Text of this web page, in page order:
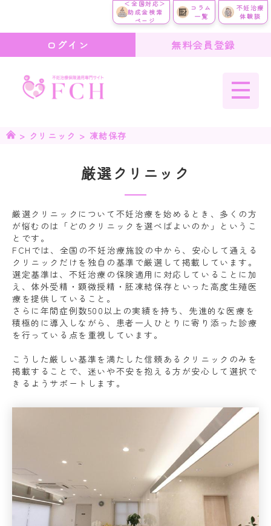
＜全国対応＞
助成金検索
ページ
コラム
一覧
不妊治療
体験談
ログイン 無料会員登録
> クリニック > 凍結保存
厳選クリニック
厳選クリニックについて 不妊治療 を始めるとき、多くの方
が悩むのは 「どのクリニックを選べばよいのか」
というこ
とです。
FCHでは、 全国の不妊治療施設 の中から、 安心して通える
クリニック だけを独自の基準で厳選して掲載しています。
選定基準は、 不妊治療の保険適用に対応していること に加
え、体外受精・顕微授精・胚凍結保存 といった 高度生殖医
療 を提供していること。
さらに 年間症例数500以上 の実績を持ち、先進的な医療を
積極的に導入しながら、 患者一人ひとりに寄り添った診療
を行っている点を重視しています。
こうした厳しい基準を満たした信頼あるクリニックのみを
掲載することで、迷いや不安を抱える方が安心して選択で
きるようサポートします。